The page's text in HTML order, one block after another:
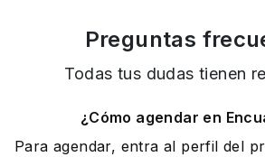
Preguntas
Todas tus dudas tienen
¿Cómo agendar en
Para agendar, entra al perfil del